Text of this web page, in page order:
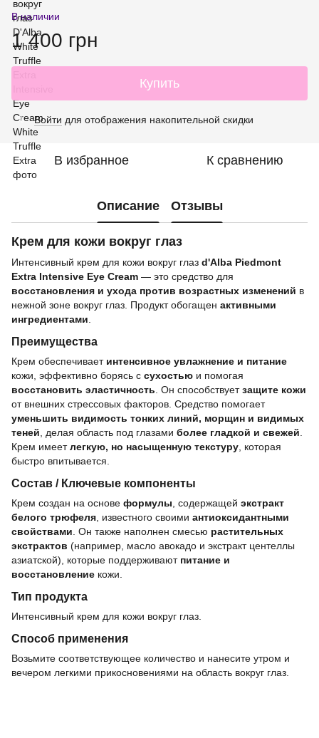
В наличии
1 400 грн
Купить
% Войти для отображения накопительной скидки
В избранное К сравнению
Описание Отзывы
Крем для кожи вокруг глаз
Интенсивный крем для кожи вокруг глаз d'Alba Piedmont
Extra Intensive Eye Cream — это средство для
восстановления и ухода против возрастных изменений в
нежной зоне вокруг глаз. Продукт обогащен активными
ингредиентами.
Преимущества
Крем обеспечивает интенсивное увлажнение и питание
кожи, эффективно борясь с сухостью и помогая
восстановить эластичность . Он способствуетзащите кожи
от внешних стрессовых факторов. Средство помогает
уменьшить видимость тонких линий, морщин и видимых
теней , делая область под глазами более гладкой и свежей
Крем имеетлегкую, но насыщенную текстуру , которая
быстро впитывается.
Состав / Ключевые компоненты
Крем создан на основе формулы , содержащей экстракт
белого трюфеля , известного своими антиоксидантными
свойствами . Он также наполнен смесью растительных
экстрактов (например, масло авокадо и экстракт центеллы
азиатской), которые поддерживают питание и
восстановление кожи.
Тип продукта
Интенсивный крем для кожи вокруг глаз.
Способ применения
Возьмите соответствующее количество и нанесите утром и
вечером легкими прикосновениями на область вокруг глаз.